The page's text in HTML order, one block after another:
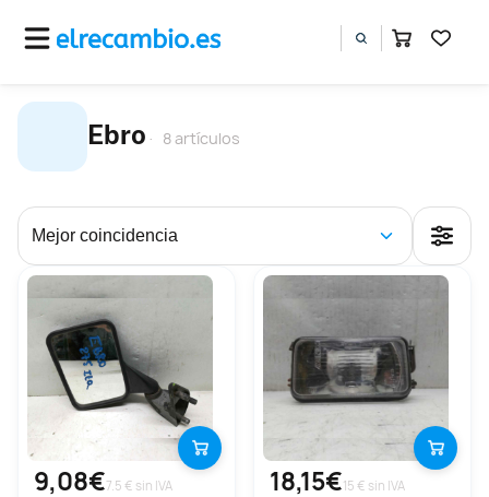
Ebro 8 artículos
9,08€7.5 € sin IVA 18,15€15 € sin IVA